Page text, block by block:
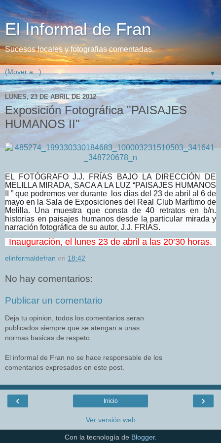
El Informal de Fran
Sucesos locales y fotografias comentadas.
▼
LUNES, 23 DE ABRIL DE 2012
Exposición Fotográfica "PAISAJES
HUMANOS II"
EL FOTÓGRAFO J.J. FRÍAS BAJO LA DIRECCIÓN DE
MELILLA MIRADA, SACA A LA LUZ “PAISAJES HUMANOS
II ” que podremos ver durante los días del 23 de abril al 6 de
mayo en la Sala de Exposiciones del Real Club Marítimo de
Melilla. Una muestra que consta de 40 retratos en b/n.
historias en paisajes humanos desde la particular mirada y
narración fotográfica de su autor, J.J. FRÍAS.
Inauguración, el lunes 23 de abril a las 20’30 horas.
elinformaldefran en 18:42
No hay comentarios:
Publicar un comentario
Deja tu opinion, todos los comentarios seran
publicados siempre que se atengan a unas
normas basicas de respeto.
El informal de Fran no se hace responsable de los
comentarios expresados en este post.
‹ ›
Inicio
Ver versión web
Con la tecnología de Blogger.